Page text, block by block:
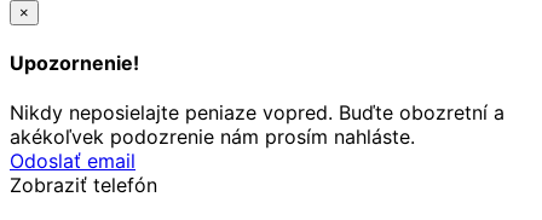
×
Upozornenie!
Nikdy neposielajte peniaze vopred. Buďte obozretní a
akékoľvek podozrenie nám prosím nahláste.
Odoslať email
Zobraziť telefón